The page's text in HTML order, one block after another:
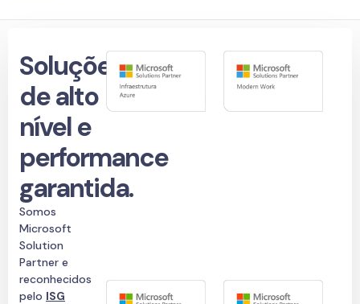
Soluções
de alto
nível e
performance
garantida.
Somos
Microsoft
Solution
Partner e
reconhecidos
pelo ISG